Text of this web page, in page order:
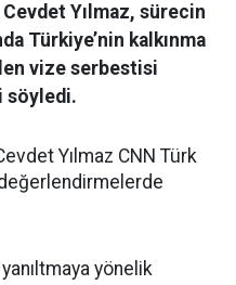
Cevdet Yılmaz, sürecin
Türkiye’nin kalkınma
vize serbestisi
söyledi.
Yılmaz CNN Türk
değerlendirmelerde
yönelik